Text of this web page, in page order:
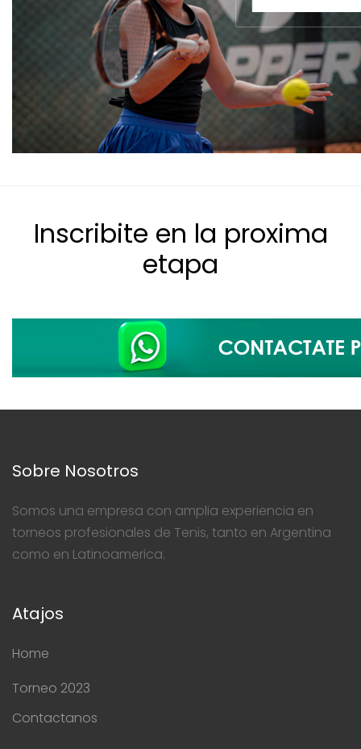
Inscribite en la proxima
etapa
Sobre Nosotros
Somos una empresa con amplia experiencia en
torneos profesionales de Tenis, tanto en Argentina
como en Latinoamerica.
Atajos
Home
Torneo 2023
Contactanos